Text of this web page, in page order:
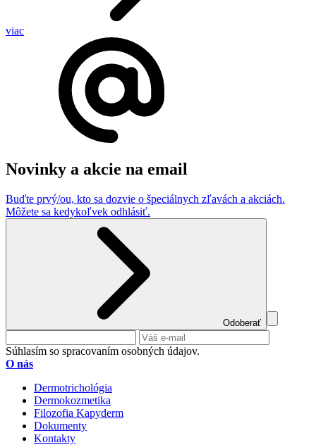
viac
Novinky a akcie na email
Buďte prvý/ou, kto sa dozvie o špeciálnych zľavách a akciách.
Môžete sa kedykoľvek odhlásiť.
Odoberať
Súhlasím so spracovaním osobných údajov.
O nás
Dermotrichológia
Dermokozmetika
Filozofia Kapyderm
Dokumenty
Kontakty